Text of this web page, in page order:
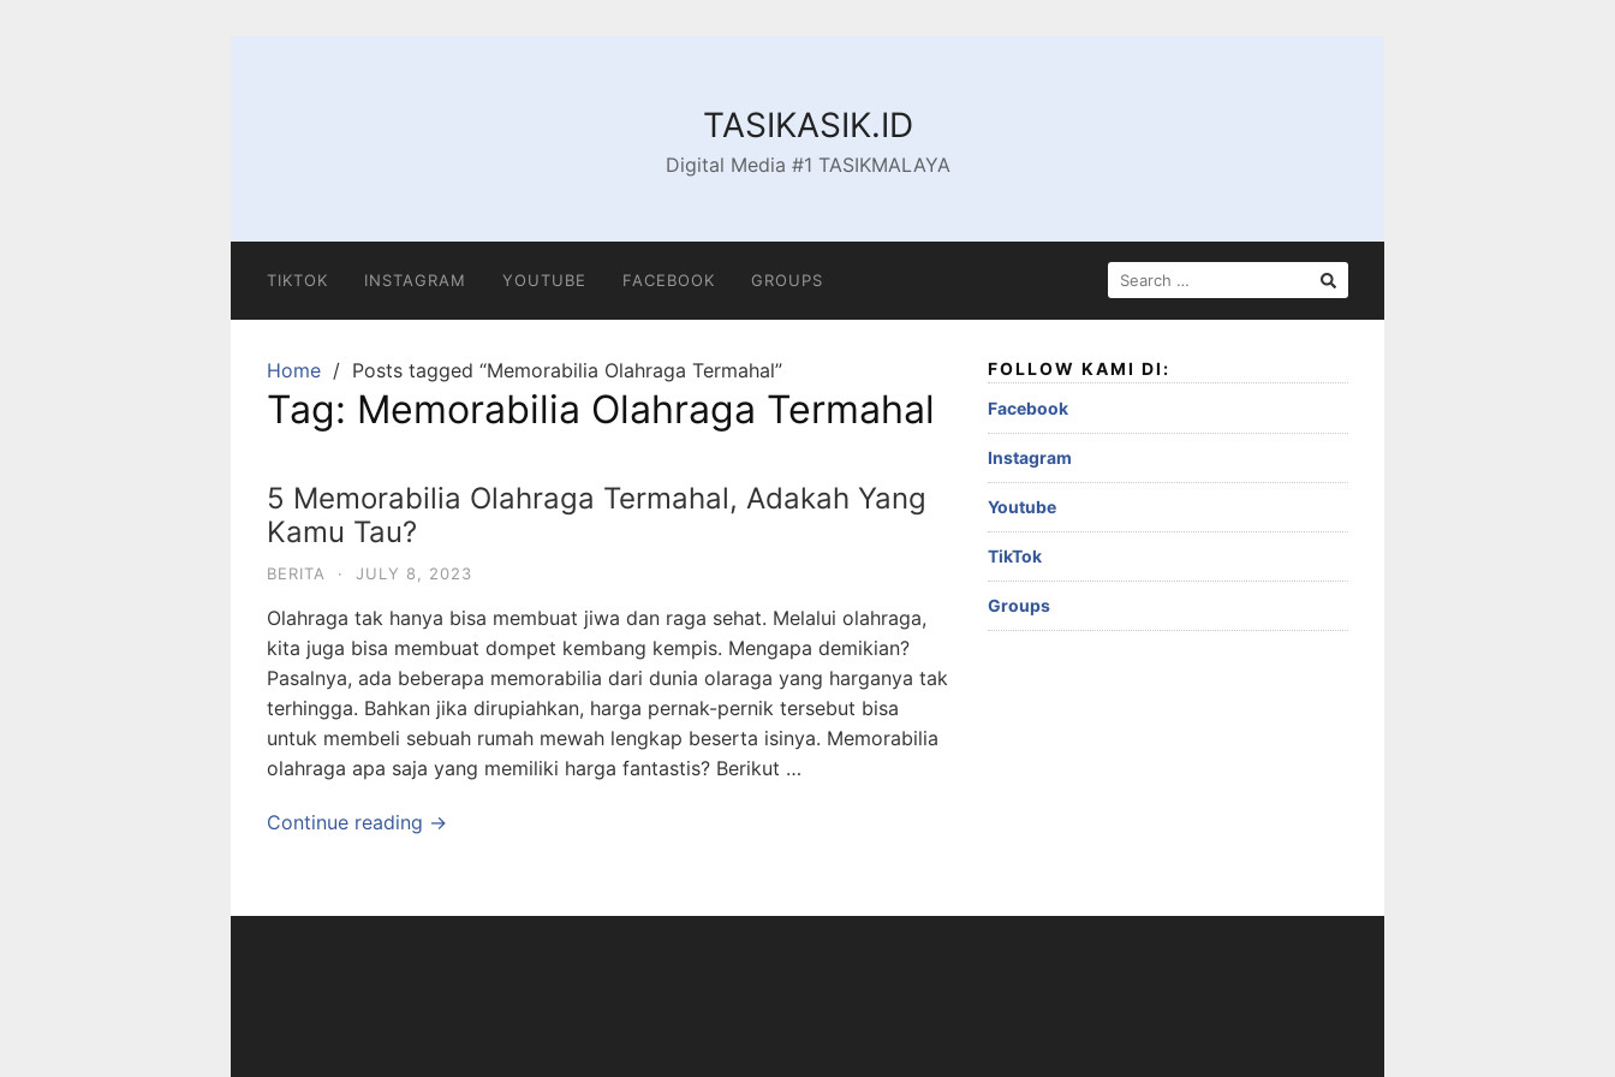
TASIKASIK.ID
Digital Media #1 TASIKMALAYA
TIKTOK INSTAGRAM YOUTUBE FACEBOOK GROUPS
SEARCH
FOR:
Home Posts tagged “Memorabilia Olahraga Termahal”
Tag: Memorabilia Olahraga Termahal
5 Memorabilia Olahraga Termahal, Adakah Yang
Kamu Tau?
BERITA · JULY 8, 2023
Olahraga tak hanya bisa membuat jiwa dan raga sehat. Melalui olahraga,
kita juga bisa membuat dompet kembang kempis. Mengapa demikian?
Pasalnya, ada beberapa memorabilia dari dunia olaraga yang harganya tak
terhingga. Bahkan jika dirupiahkan, harga pernak-pernik tersebut bisa
untuk membeli sebuah rumah mewah lengkap beserta isinya. Memorabilia
olahraga apa saja yang memiliki harga fantastis? Berikut …
Continue reading →
FOLLOW KAMI DI:
Facebook
Instagram
Youtube
TikTok
Groups